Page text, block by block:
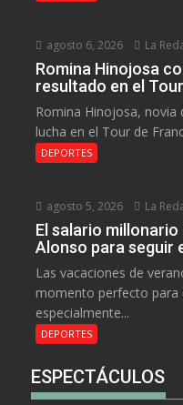
agosto 6, 2026 La
Romina Hinojosa
resultado en el
Romina Hinojosa, novia
lucha en el Tour de
DEPORTES
agosto 5, 2026 La
El salario
Alonso para seguir
Las vacaciones de
momento perfecto para
especialmente...
DEPORTES
ESPECTÁCULOS